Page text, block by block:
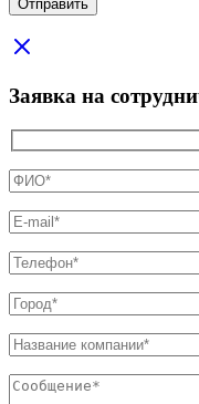
Заявка на